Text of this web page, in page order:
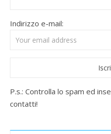
Indirizzo e-mail:
P.s.: Controlla lo spam ed
contatti!